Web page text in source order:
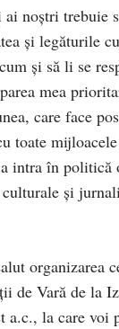
noștri trebuie
și legăturile
și să li se
mea
care face
toate
intra în politică
și
organizarea
de Vară de la
a.c., la care voi